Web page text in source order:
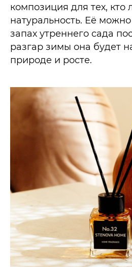
композиция для тех, кто
натуральность. Её
запах утреннего сада
разгар зимы она будет
природе и росте.